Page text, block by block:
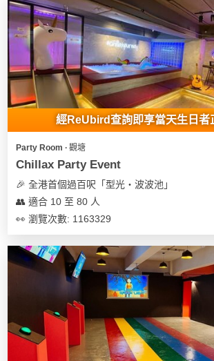
經ReUbird查詢即享當天生日者
Party Room ∙ 觀塘
Chillax Party Event
🎉 全港首個過百呎「型光・波波池」
👥 適合 10 至 80 人
👀 瀏覽次數: 1163329